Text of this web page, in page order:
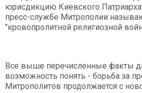
юрисдикцию Киевского
пресс-службе Митрополии
"кровопролитной религиозной
Все выше перечисленные факты
возможность понять - борьба за
Митрополитов продолжается с